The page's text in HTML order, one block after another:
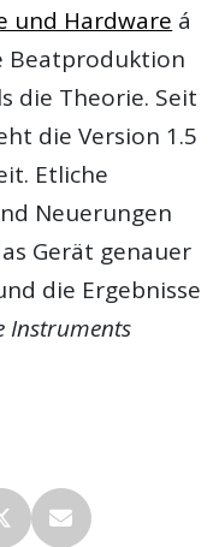
und Hardware á
Beatproduktion
die Theorie. Seit
die Version 1.5
Etliche
Neuerungen
Gerät genauer
die Ergebnisse
Instruments